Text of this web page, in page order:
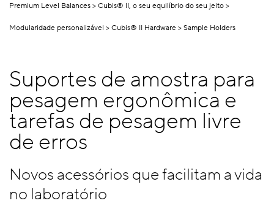
Premium Level Balances Cubis® II, o seu equilíbrio do seu jeito
Modularidade personalizável Cubis® II Hardware Sample Holders
Suportes de amostra para
pesagem ergonômica e
tarefas de pesagem livre
de erros
Novos acessórios que facilitam a vida
no laboratório